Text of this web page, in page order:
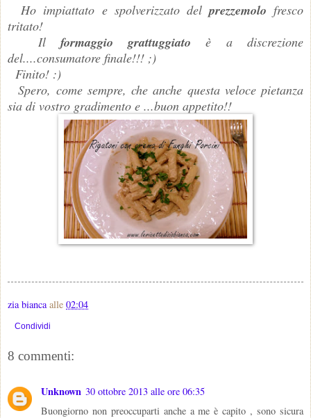
Ho impiattato e spolverizzato delprezzemolo fresco
tritato!
Il formaggio grattuggiato è a discrezione
del....consumatore finale!!! ;)
Finito! :)
Spero, come sempre, che anche questa veloce pietanza
sia di vostro gradimento e ...buon appetito!!
zia bianca alle 02:04
Condividi
8 commenti:
Unknown 30 ottobre 2013 alle ore 06:35
Buongiorno non preoccuparti anche a me è capito , sono sicura